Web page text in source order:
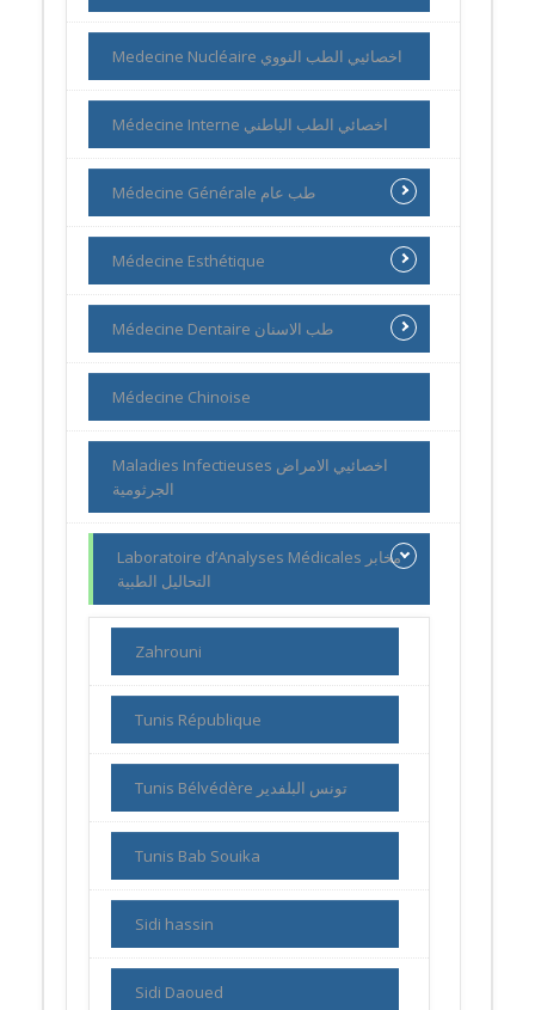
Medecine Nucléaire اخصائيي الطب النووي
Médecine Interne اخصائي الطب الباطني
Médecine Générale طب عام
Médecine Esthétique
Médecine Dentaire طب الاسنان
Médecine Chinoise
Maladies Infectieuses اخصائيي الامراض
الجرثومية
Laboratoire d’Analyses Médicales مخابر
التحاليل الطبية
Zahrouni
Tunis République
Tunis Bélvédère تونس البلفدير
Tunis Bab Souika
Sidi hassin
Sidi Daoued